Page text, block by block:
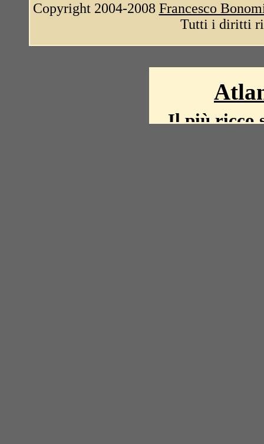
Copyright 2004-2008 Francesco
Tutti i diritti
Il più ricco